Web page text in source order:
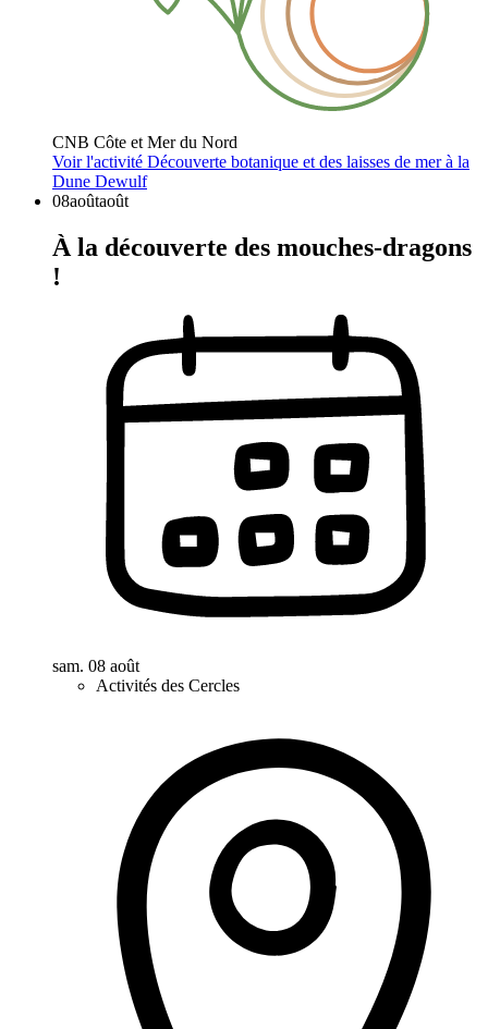
CNB Côte et Mer du Nord
Voir l'activité Découverte botanique et des laisses de mer à la
Dune Dewulf
08aoûtaoût
À la découverte des mouches-dragons
!
sam. 08 août
Activités des Cercles